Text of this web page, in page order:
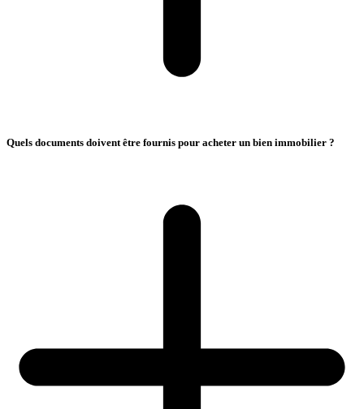
Quels documents doivent être fournis pour acheter un bien immobilier ?